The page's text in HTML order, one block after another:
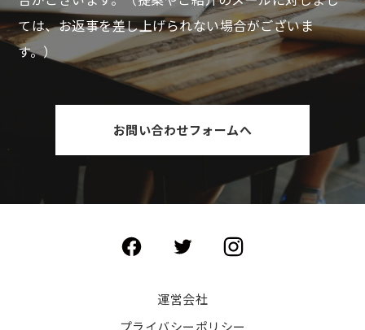
ては、お返事を差し上げられない場合がございま
す。）
お問い合わせフォームへ
運営会社